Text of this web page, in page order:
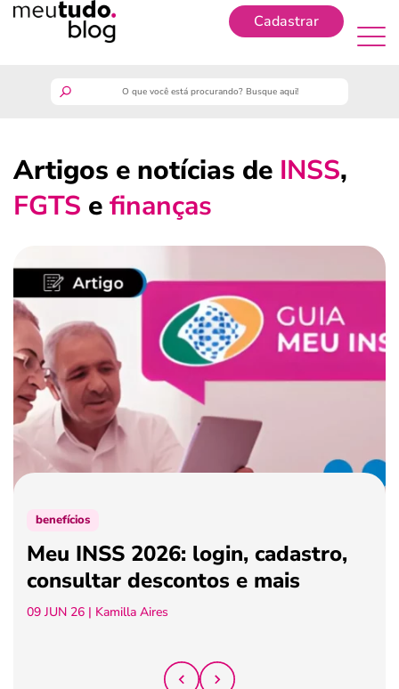
Cadastrar
guia do trabalhador
benefícios
crédito fácil
últimas notícias
ferramentas
Artigos e notícias de INSS,
FGTS efinanças
benefícios
Meu INSS 2026: login, cadastro,
consultar descontos e mais
09 JUN 26 | Kamilla Aires